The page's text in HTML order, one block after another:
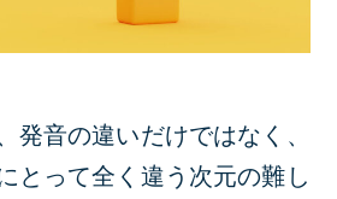
発音の違いだけではなく、
とって全く違う次元の難し